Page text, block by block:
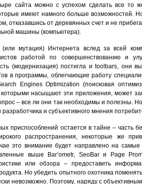
сайта можно с успехом сделать все то
имеют намного больше возможностей.
отказавшись от деревянных счет и не
машины (компьютера).
(или мутация) Интернета вслед за всей
работой по совершенствованию и
(модернизация) постигла и toolbars, они
в программы, облегчающие работу
Engines Optimization (поисковая
насыщают эти приложения, может
– все ли они так необходимы и полезны. Но
и субъективного мнения
приспособлений остается в тайне – часть
распространения, некоторые же
это внимание будет направлено на самые
выше Bar’ometr, SeoBar и Page
или обзора – предоставить
Но убедить опытного охотника
невозможно. Поэтому, наряду с